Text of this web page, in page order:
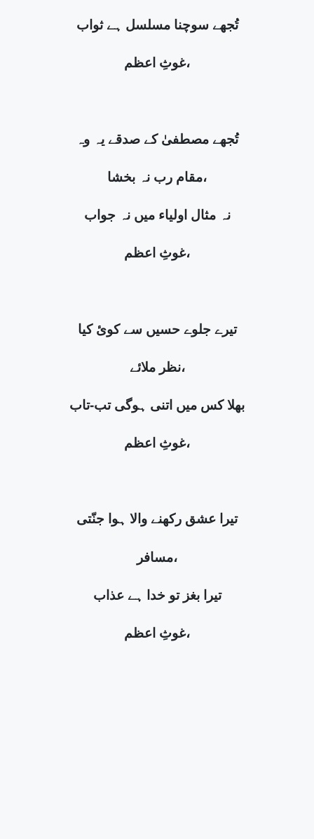
تُجھے سوچنا مسلسل ہے ثواب
غوثِ اعظم،
تُجھے مصطفیٰ کے صدقے یہ وہ
مقام رب نہ بخشا،
نہ مثال اولیاء میں نہ جواب
غوثِ اعظم،
تیرے جلوے حسیں سے کوئ کیا
نظر ملائے،
بھلا کس میں اتنی ہوگی تب-تاب
غوثِ اعظم،
تیرا عشق رکھنے والا ہوا جنّتی
مسافر،
تیرا بغز تو خدا ہے عذاب
غوثِ اعظم،